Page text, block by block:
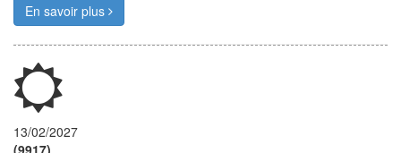
En savoir plus
13/02/2027
(9917)